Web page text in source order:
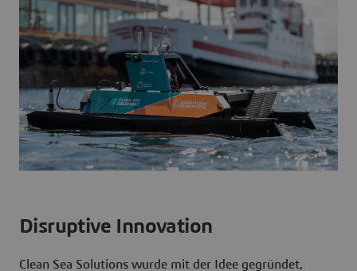
Disruptive Innovation
Clean Sea Solutions wurde mit der Idee gegründet,